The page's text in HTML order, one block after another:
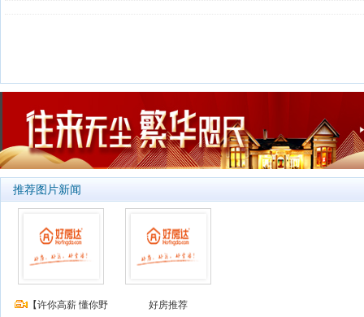
推荐图片新闻
【许你高薪 懂你野 好房推荐